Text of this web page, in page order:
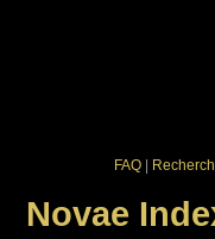
FAQ
Novae